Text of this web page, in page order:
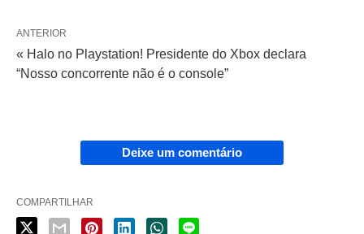
ANTERIOR
« Halo no Playstation! Presidente do Xbox declara
“Nosso concorrente não é o console”
Deixe um comentário
COMPARTILHAR